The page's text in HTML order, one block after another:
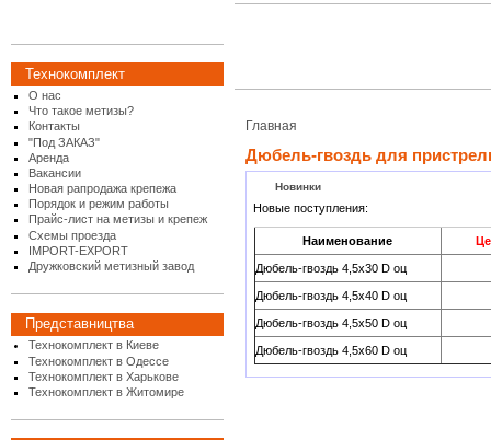
Технокомплект
О нас
Что такое метизы?
Контакты
"Под ЗАКАЗ"
Аренда
Вакансии
Новая рапродажа крепежа
Порядок и режим работы
Прайс-лист на метизы и крепеж
Схемы проезда
IMPORT-EXPORT
Дружковский метизный завод
Представництва
Технокомплект в Киеве
Технокомплект в Одессе
Технокомплект в Харькове
Технокомплект в Житомире
Главная
Дюбель-гвоздь для
Новинки
Новые поступления:
Наименование
Дюбель-гвоздь 4,5x30 D оц
Дюбель-гвоздь 4,5x40 D оц
Дюбель-гвоздь 4,5x50 D оц
Дюбель-гвоздь 4,5x60 D оц